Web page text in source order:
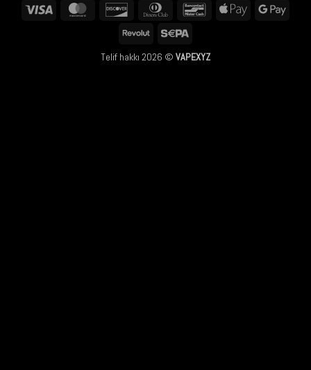
MasterCard Discover
Dinners
BancontactApple
Revolut
Telif hakkı 2026 © VAPEXYZ